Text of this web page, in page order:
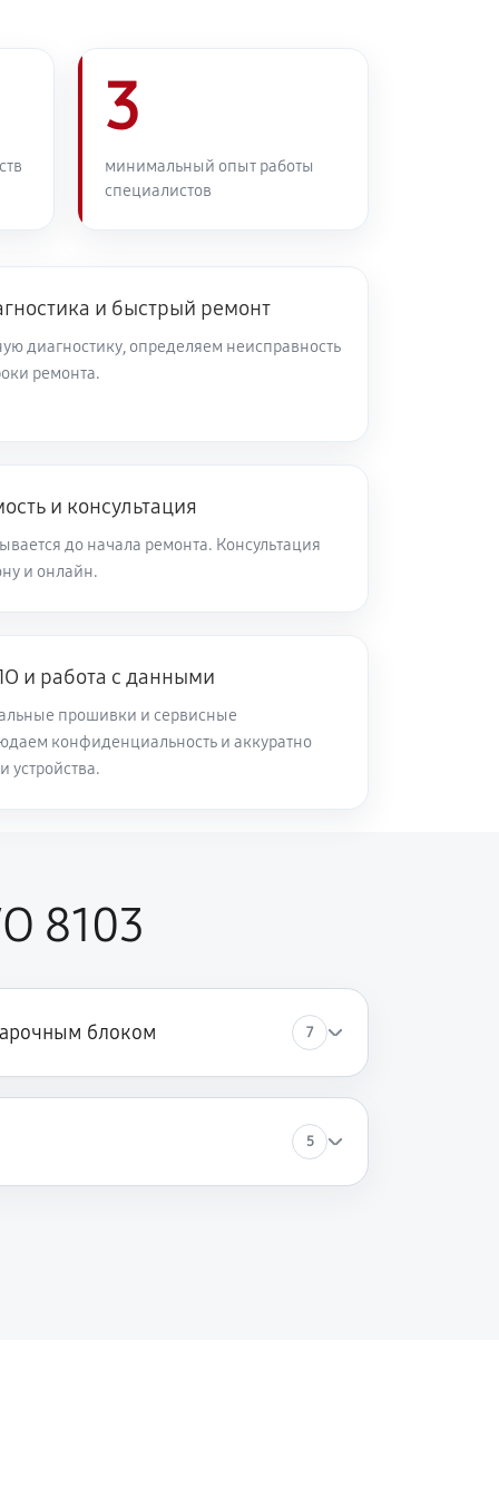
3
минимальный опыт работы
специалистов
и быстрый ремонт
диагностику, определяем неисправность
ремонта.
и консультация
до начала ремонта. Консультация
и онлайн.
и работа с данными
прошивки и сервисные
конфиденциальность и аккуратно
устройства.
8103
блоком 7
5